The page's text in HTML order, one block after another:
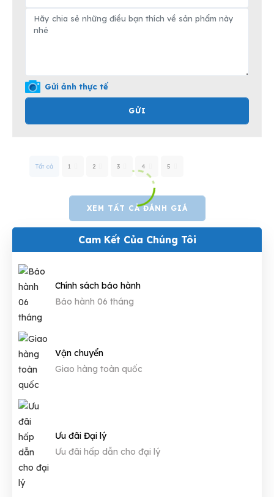
Gửi ảnh thực tế
GỬI
Tất cả 1 2 3 4 5
XEM TẤT CẢ ĐÁNH GIÁ
Cam Kết Của Chúng Tôi
Chính sách bảo hành
Bảo hành 06 tháng
Vận chuyển
Giao hàng toàn quốc
Ưu đãi Đại lý
Ưu đãi hấp dẫn cho đại lý